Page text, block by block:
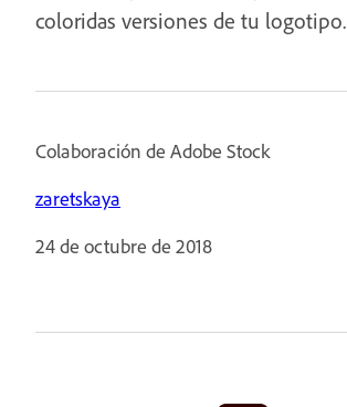
coloridas versiones de tu logotipo.
Colaboración de Adobe Stock
zaretskaya
24 de octubre de 2018